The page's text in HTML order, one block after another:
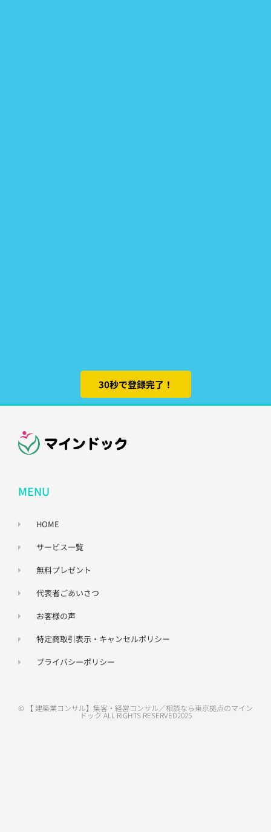
30秒で登録完了！
MENU
HOME
サービス一覧
無料プレゼント
代表者ごあいさつ
お客様の声
特定商取引表示・キャンセルポリシー
プライバシーポリシー
© 【 建築業コンサル】集客・経営コンサル／相談なら東京拠点のマイン
ドック ALL RIGHTS RESERVED2025